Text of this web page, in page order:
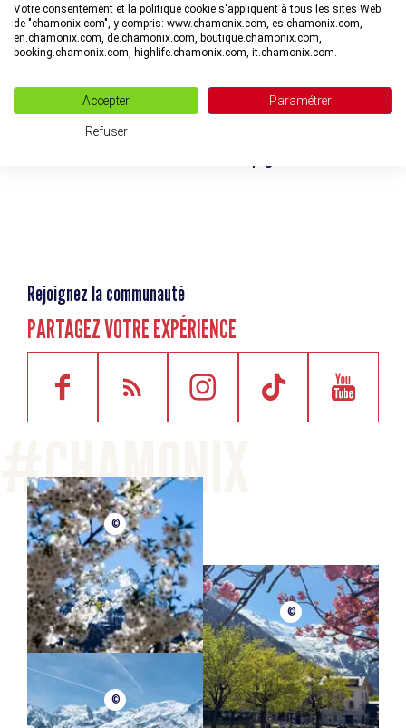
Rejoignez la communauté
PARTAGEZ VOTRE EXPÉRIENCE
©
©
©
Votre consentement et la politique cookie s'appliquent à tous les sites Web
de "chamonix.com", y compris: www.chamonix.com, es.chamonix.com,
en.chamonix.com, de.chamonix.com, boutique.chamonix.com,
booking.chamonix.com, highlife.chamonix.com, it.chamonix.com.
Accepter Paramétrer
Refuser